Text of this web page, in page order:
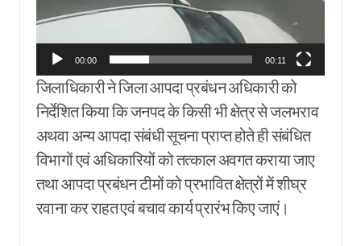
00:00 00:11
जिलाधिकारी ने जिला आपदा प्रबंधन अधिकारी को
निर्देशित किया कि जनपद के किसी भी क्षेत्र से जलभराव
अथवा अन्य आपदा संबंधी सूचना प्राप्त होते ही संबंधित
विभागों एवं अधिकारियों को तत्काल अवगत कराया जाए
तथा आपदा प्रबंधन टीमों को प्रभावित क्षेत्रों में शीघ्र
रवाना कर राहत एवं बचाव कार्य प्रारंभ किए जाएं।